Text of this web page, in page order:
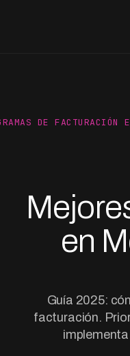
DE
en
Guía 2025:
facturación.